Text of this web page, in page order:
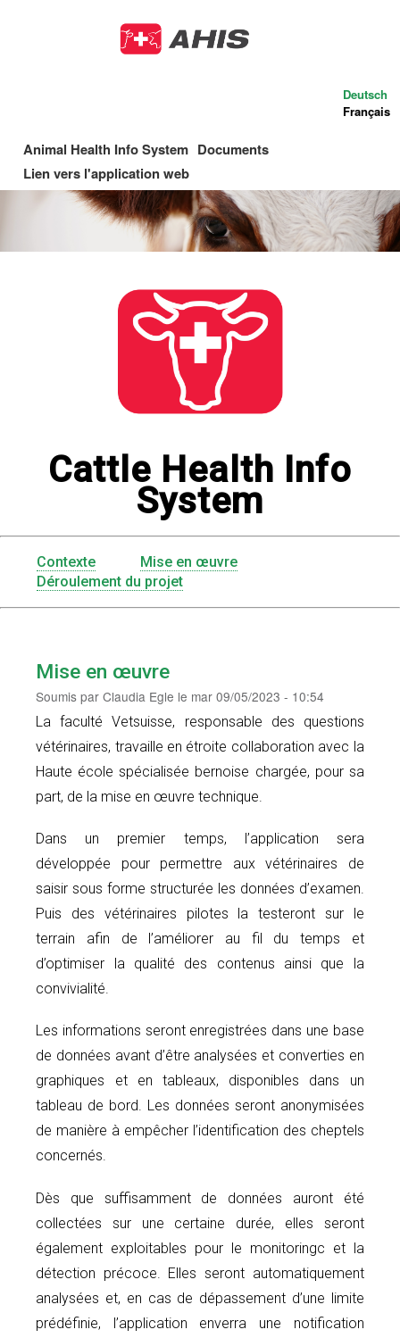
au
Deutsch
Français
Main
navigation
Animal Health Info System Documents
Lien vers l'application web
Cattle Health Info
System
Menu
CHIS
Contexte
Mise en œuvre
Déroulement du projet
Mise en œuvre
Soumis parClaudia Egle le mar 09/05/2023 - 10:54
La faculté Vetsuisse, responsable des questions
vétérinaires, travaille en étroite collaboration avec la
Haute école spécialisée bernoise chargée, pour sa
part, de la mise en œuvre technique.
Dans un premier temps, l’application sera
développée pour permettre aux vétérinaires de
saisir sous forme structurée les données d’examen.
Puis des vétérinaires pilotes la testeront sur le
terrain afin de l’améliorer au fil du temps et
d’optimiser la qualité des contenus ainsi que la
convivialité.
Les informations seront enregistrées dans une base
de données avant d’être analysées et converties en
graphiques et en tableaux, disponibles dans un
tableau de bord. Les données seront anonymisées
de manière à empêcher l’identification des cheptels
concernés.
Dès que suffisamment de données auront été
collectées sur une certaine durée, elles seront
également exploitables pour le monitoringc et la
détection précoce. Elles seront automatiquement
analysées et, en cas de dépassement d’une limite
prédéfinie, l’application enverra une notification